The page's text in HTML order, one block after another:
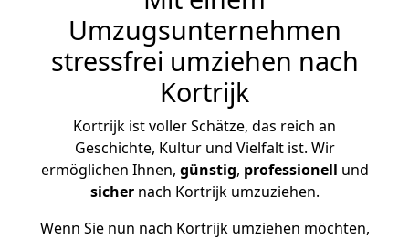
Umzugsunternehmen
stressfrei umziehen nach
Kortrijk
Kortrijk ist voller Schätze, das reich an
Geschichte, Kultur und Vielfalt ist. Wir
ermöglichen Ihnen, günstig, professionell und
sichernach Kortrijk umzuziehen.
Wenn Sie nun nach Kortrijk umziehen möchten,